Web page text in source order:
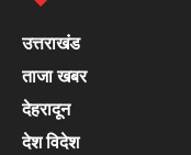
उत्तराखंड
ताजा खबर
देहरादून
देश विदेश